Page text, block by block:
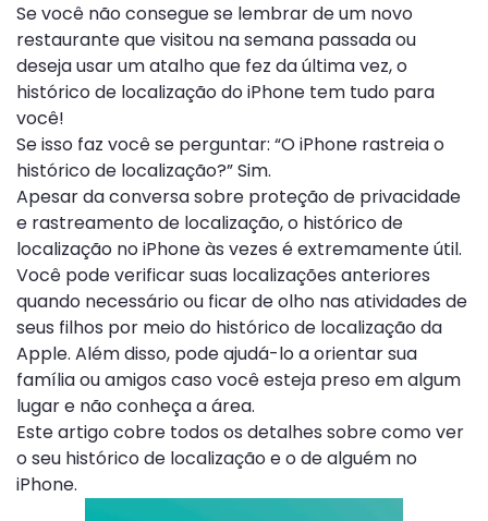
Se você não consegue se lembrar de um novo
restaurante que visitou na semana passada ou
deseja usar um atalho que fez da última vez, o
histórico de localização do iPhone tem tudo para
você!
Se isso faz você se perguntar: “O iPhone rastreia o
histórico de localização?” Sim.
Apesar da conversa sobre proteção de privacidade
e rastreamento de localização, o histórico de
localização no iPhone às vezes é extremamente útil.
Você pode verificar suas localizações anteriores
quando necessário ou ficar de olho nas atividades de
seus filhos por meio do histórico de localização da
Apple. Além disso, pode ajudá-lo a orientar sua
família ou amigos caso você esteja preso em algum
lugar e não conheça a área.
Este artigo cobre todos os detalhes sobre como ver
o seu histórico de localização e o de alguém no
iPhone.